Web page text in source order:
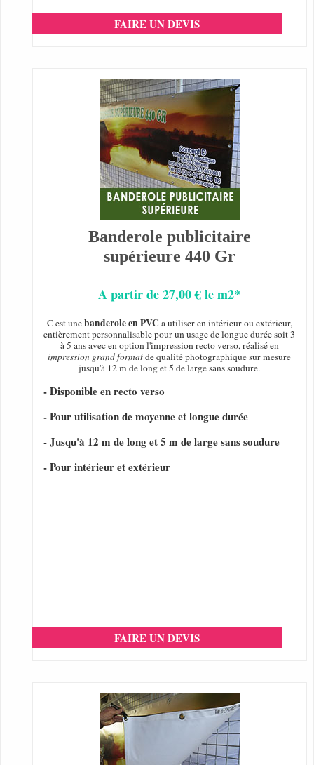
FAIRE UN DEVIS
Banderole publicitaire
supérieure 440 Gr
A partir de 27,00 € le m2*
C est unebanderole en PVC a utiliser en intérieur ou extérieur,
entièrement personnalisable pour un usage de longue durée soit 3
à 5 ans avec en option l'impression recto verso, réalisé en
impression grand formatde qualité photographique sur mesure
jusqu'à 12 m de long et 5 de large sans soudure.
- Disponible en recto verso
- Pour utilisation de moyenne et longue durée
- Jusqu'à 12 m de long et 5 m de large sans soudure
- Pour intérieur et extérieur
FAIRE UN DEVIS